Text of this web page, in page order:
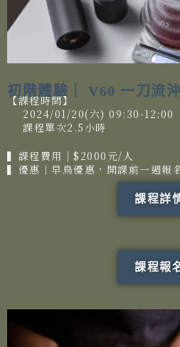
初階體驗｜ V60 一刀流
【課程時間】
2024/01/20(六) 09:30-12:00
課程單次2.5小時
▍課程費用│$2000元/人
▍優惠│早鳥優惠，開課前一週報
課程詳
課程報